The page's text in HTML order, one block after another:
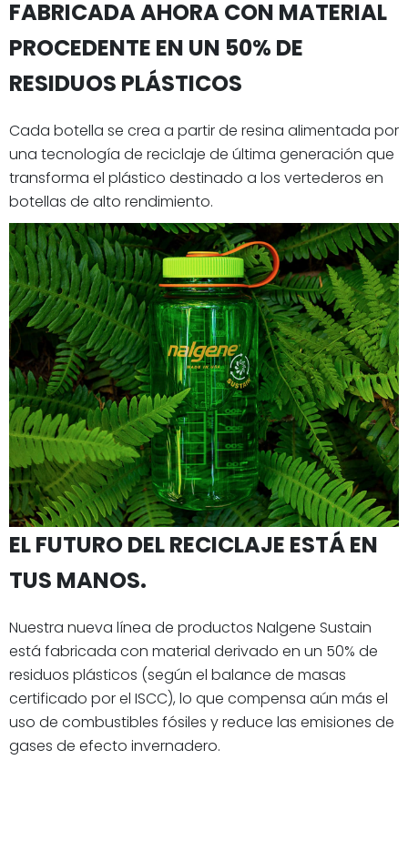
FABRICADA AHORA CON MATERIAL
PROCEDENTE EN UN 50% DE
RESIDUOS PLÁSTICOS
Cada botella se crea a partir de resina alimentada por
una tecnología de reciclaje de última generación que
transforma el plástico destinado a los vertederos en
botellas de alto rendimiento.
EL FUTURO DEL RECICLAJE ESTÁ EN
TUS MANOS.
Nuestra nueva línea de productos Nalgene Sustain
está fabricada con material derivado en un 50% de
residuos plásticos (según el balance de masas
certificado por el ISCC), lo que compensa aún más el
uso de combustibles fósiles y reduce las emisiones de
gases de efecto invernadero.